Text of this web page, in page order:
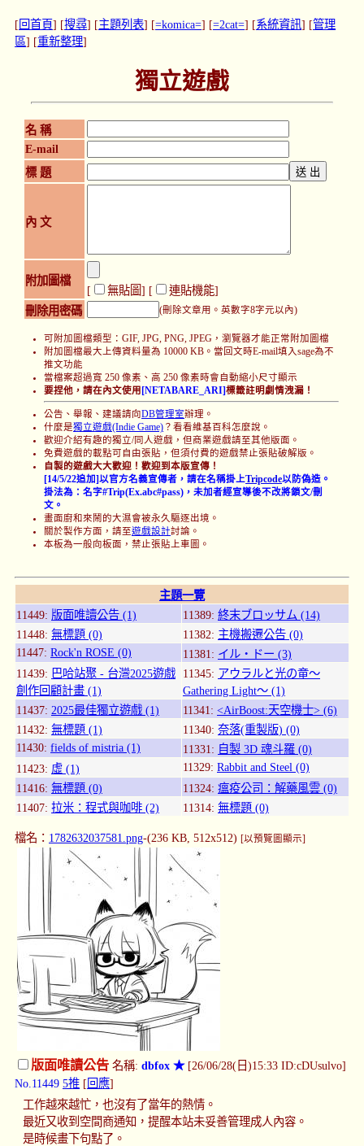
[ 回首頁] [搜尋] [主題列表] [=komica=] [=2cat=] [系統資訊] [管理
區] [重新整理]
獨立遊戲
名 稱
E-mail
標 題
內 文
附加圖檔
[ 無貼圖] [ 連貼機能]
刪除用密碼
(刪除文章用。英數字8字元以內)
可附加圖檔類型：GIF, JPG, PNG, JPEG，瀏覽器才能正常附加圖檔
附加圖檔最大上傳資料量為 10000 KB。當回文時E-mail填入sage為不
推文功能
當檔案超過寬 250 像素、高 250 像素時會自動縮小尺寸顯示
要捏他，請在內文使用 [NETABARE_ARI]標籤註明劇情洩漏！
公告、舉報、建議請向 DB管理室辦理。
什麼是獨立遊戲(Indie Game) ？看看維基百科怎麼說。
歡迎介紹有趣的獨立/同人遊戲，但商業遊戲請至其他版面。
免費遊戲的載點可自由張貼，但須付費的遊戲禁止張貼破解版。
自製的遊戲大大歡迎！歡迎到本版宣傳！
[14/5/22追加]以官方名義宣傳者，請在名稱掛上Tripcode以防偽造。
掛法為：名字#Trip(Ex.abc#pass)，未加者經宣導後不改將鎖文/刪
文。
畫面廚和來鬧的大濕會被永久驅逐出境。
關於製作方面，請至遊戲設計討論。
本板為一般向板面，禁止張貼上車圖。
主題一覽
11449: 版面唯讀公告 (1) 11389: 終末ブロッサム (14)
11448: 無標題 (0) 11382: 主機搬遷公告 (0)
11447: Rock'n ROSE (0) 11381: イル・ドー (3)
11439: 巴哈站聚 - 台灣2025遊戲
創作回顧計畫 (1)
11345: アウラルと光の竜～
Gathering Light～ (1)
11437: 2025最佳獨立遊戲 (1) 11341: <AirBoost:天空機士> (6)
11432: 無標題 (1) 11340: 奈落(重製版) (0)
11430: fields of mistria (1) 11331: 自製 3D 魂斗羅 (0)
11423: 虛 (1) 11329: Rabbit and Steel (0)
11416: 無標題 (0) 11324: 瘟疫公司：解藥風雲 (0)
11407: 拉米：程式與咖啡 (2) 11314: 無標題 (0)
檔名： 1782632037581.png-(236 KB, 512x512) [以預覽圖顯示]
版面唯讀公告 名稱: dbfox ★[26/06/28(日)15:33 ID:cDUsulvo]
No.11449 5推 [ 回應]
工作越來越忙，也沒有了當年的熱情。
最近又收到空間商通知，提醒本站未妥善管理成人內容。
是時候畫下句點了。